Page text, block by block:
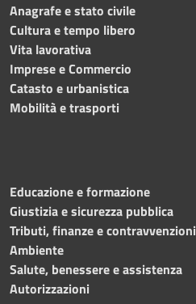
Anagrafe e stato civile
Cultura e tempo libero
Vita lavorativa
Imprese e Commercio
Catasto e urbanistica
Mobilità e trasporti
Educazione e formazione
Giustizia e sicurezza pubblica
Tributi, finanze e contravvenzioni
Ambiente
Salute, benessere e assistenza
Autorizzazioni